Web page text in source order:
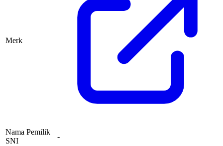
Merk
Nama Pemilik
SNI
-